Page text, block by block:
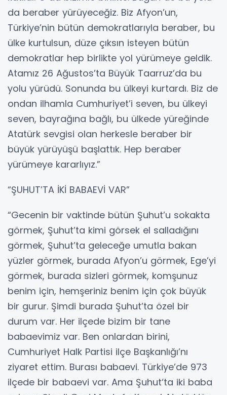
da beraber yürüyeceğiz. Biz Afyon’un,
Türkiye’nin bütün demokratlarıyla beraber, bu
ülke kurtulsun, düze çıksın isteyen bütün
demokratlar hep birlikte yol yürümeye geldik.
Atamız 26 Ağustos’ta Büyük Taarruz’da bu
yolu yürüdü. Sonunda bu ülkeyi kurtardı. Biz de
ondan ilhamla Cumhuriyet’i seven, bu ülkeyi
seven, bayrağına bağlı, bu ülkede yüreğinde
Atatürk sevgisi olan herkesle beraber bir
büyük yürüyüşü başlattık. Hep beraber
yürümeye kararlıyız.”
“ŞUHUT’TA İKİ BABAEVİ VAR”
“Gecenin bir vaktinde bütün Şuhut’u sokakta
görmek, Şuhut’ta kimi görsek el salladığını
görmek, Şuhut’ta geleceğe umutla bakan
yüzler görmek, burada Afyon’u görmek, Ege’yi
görmek, burada sizleri görmek, komşunuz
benim için, hemşeriniz benim için çok büyük
bir gurur. Şimdi burada Şuhut’ta özel bir
durum var. Her ilçede bizim bir tane
babaevimiz var. Ben onlardan birini,
Cumhuriyet Halk Partisi ilçe Başkanlığı’nı
ziyaret ettim. Burası babaevi. Türkiye’de 973
ilçede bir babaevi var. Ama Şuhut‘ta iki baba